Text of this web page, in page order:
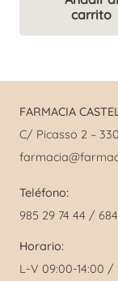
era:
18,29
carrito
FARMACIA
C/ Picasso 2 –
Teléfono:
985 29 74 44 /
Horario:
L-V 09:00-14:00 /